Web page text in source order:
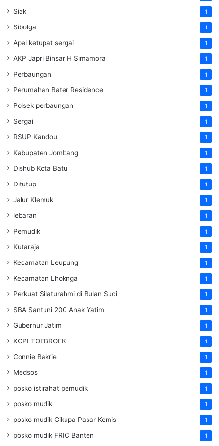
Siak 1
Sibolga 1
Apel ketupat sergai 1
AKP Japri Binsar H Simamora 1
Perbaungan 1
Perumahan Bater Residence 1
Polsek perbaungan 1
Sergai 1
RSUP Kandou 1
Kabupaten Jombang 1
Dishub Kota Batu 1
Ditutup 1
Jalur Klemuk 1
lebaran 1
Pemudik 1
Kutaraja 1
Kecamatan Leupung 1
Kecamatan Lhoknga 1
Perkuat Silaturahmi di Bulan Suci 1
SBA Santuni 200 Anak Yatim 1
Gubernur Jatim 1
KOPI TOEBROEK 1
Connie Bakrie 1
Medsos 1
posko istirahat pemudik 1
posko mudik 1
posko mudik Cikupa Pasar Kemis 1
posko mudik FRIC Banten 1